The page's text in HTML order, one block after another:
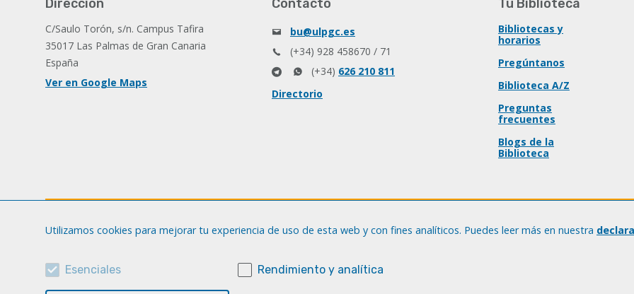
Dirección
C/Saulo Torón, s/n. Campus Tafira
35017 Las Palmas de Gran Canaria
España
Ver en Google Maps
Contacto
bu@ulpgc.es
(+34) 928 458670 / 71
(+34) 626 210 811
Directorio
Tu Biblioteca
Bibliotecas y
horarios
Pregúntanos
Biblioteca A/Z
Preguntas
frecuentes
Blogs de la
Biblioteca
Utilizamos cookies para mejorar tu experiencia de uso de esta web y con fines analíticos. Puedes leer más en nuestra
Esenciales Rendimiento y analítica